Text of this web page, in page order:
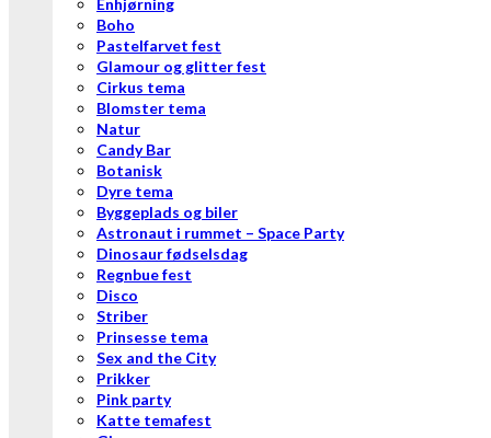
Enhjørning
Boho
Pastelfarvet fest
Glamour og glitter fest
Cirkus tema
Blomster tema
Natur
Candy Bar
Botanisk
Dyre tema
Byggeplads og biler
Astronaut i rummet – Space Party
Dinosaur fødselsdag
Regnbue fest
Disco
Striber
Prinsesse tema
Sex and the City
Prikker
Pink party
Katte temafest